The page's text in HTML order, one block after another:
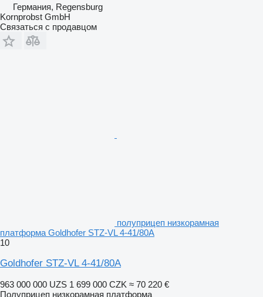
Германия, Regensburg
Kornprobst GmbH
Связаться с продавцом
полуприцеп низкорамная
платформа Goldhofer STZ-VL 4-41/80A
10
Goldhofer STZ-VL 4-41/80A
963 000 000 UZS 1 699 000 CZK ≈ 70 220 €
Полуприцеп низкорамная платформа